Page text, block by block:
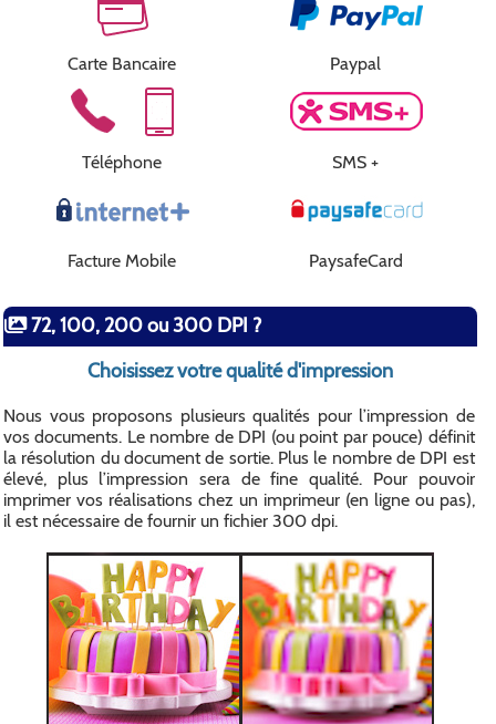
Carte Bancaire Paypal
Téléphone SMS +
Facture Mobile PaysafeCard
72, 100, 200 ou 300 DPI ?
Choisissez votre qualité d'impression
Nous vous proposons plusieurs qualités pour l’impression de
vos documents. Le nombre de DPI (ou point par pouce) définit
la résolution du document de sortie. Plus le nombre de DPI est
élevé, plus l’impression sera de fine qualité. Pour pouvoir
imprimer vos réalisations chez un imprimeur (en ligne ou pas),
il est nécessaire de fournir un fichier 300 dpi.